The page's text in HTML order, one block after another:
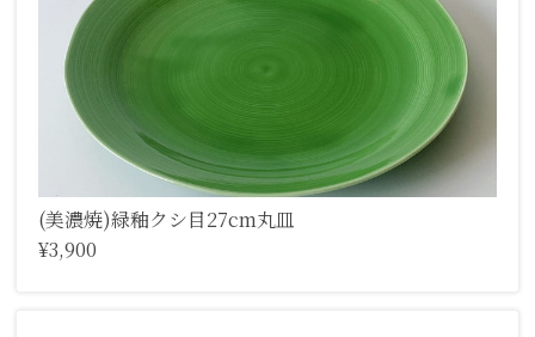
(美濃焼)緑釉クシ目27cm丸皿
¥3,900